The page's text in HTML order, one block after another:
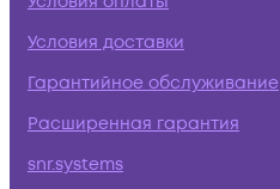
Условия доставки
Гарантийное обслуживание
Расширенная гарантия
snr.systems